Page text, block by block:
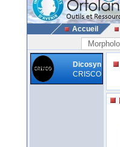
Accueil
Dicosyn
CRISCO